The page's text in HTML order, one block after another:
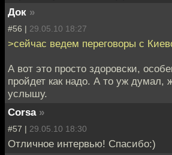
Док »
#56 | 29.05.10 18:27
>сейчас ведем переговоры с
А вот это просто здоровски,
пройдет как надо. А то уж думал,
услышу.
Corsa »
#57 | 29.05.10 18:30
Отличное интервью! Спасибо:)